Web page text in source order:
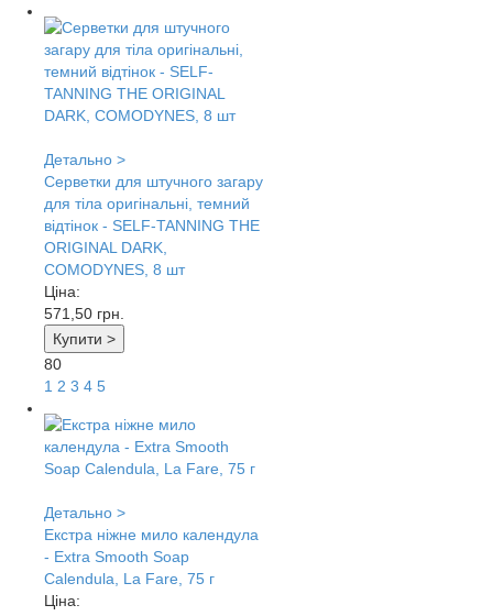
Детально >
Серветки для штучного загару
для тіла оригінальні, темний
відтінок - SELF-TANNING THE
ORIGINAL DARK,
COMODYNES, 8 шт
Ціна:
571,50 грн.
Купити >
80
1 2 3 4 5
Детально >
Екстра ніжне мило календула
- Extra Smooth Soap
Calendula, La Fare, 75 г
Ціна: